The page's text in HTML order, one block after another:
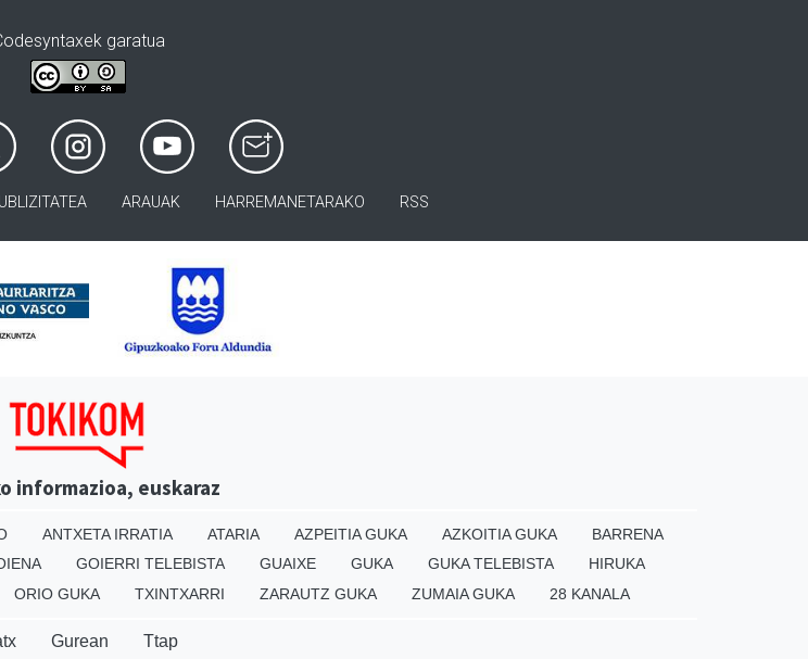
garatua
ARAUAK HARREMANETARAKO RSS
informazioa, euskaraz
ANTXETA IRRATIA ATARIA AZPEITIA GUKA AZKOITIA GUKA
BARRENA
GOIERRI TELEBISTA GUAIXE GUKA GUKA TELEBISTA
HIRUKA
ORIO GUKA TXINTXARRI ZARAUTZ GUKA ZUMAIA GUKA 28 KANALA
Gurean Ttap